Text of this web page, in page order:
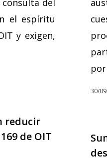
consulta del
el espíritu
y exigen,
30/
reducir
de OIT